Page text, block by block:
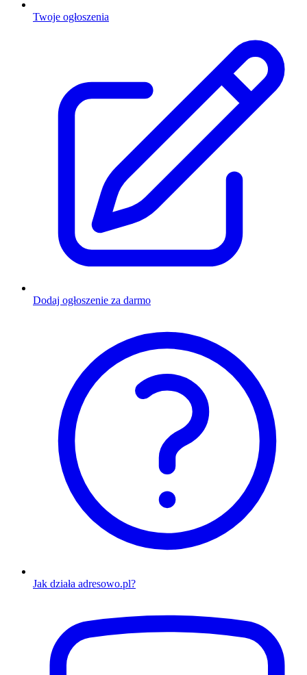
Twoje ogłoszenia
Dodaj ogłoszenie za darmo
Jak działa adresowo.pl?